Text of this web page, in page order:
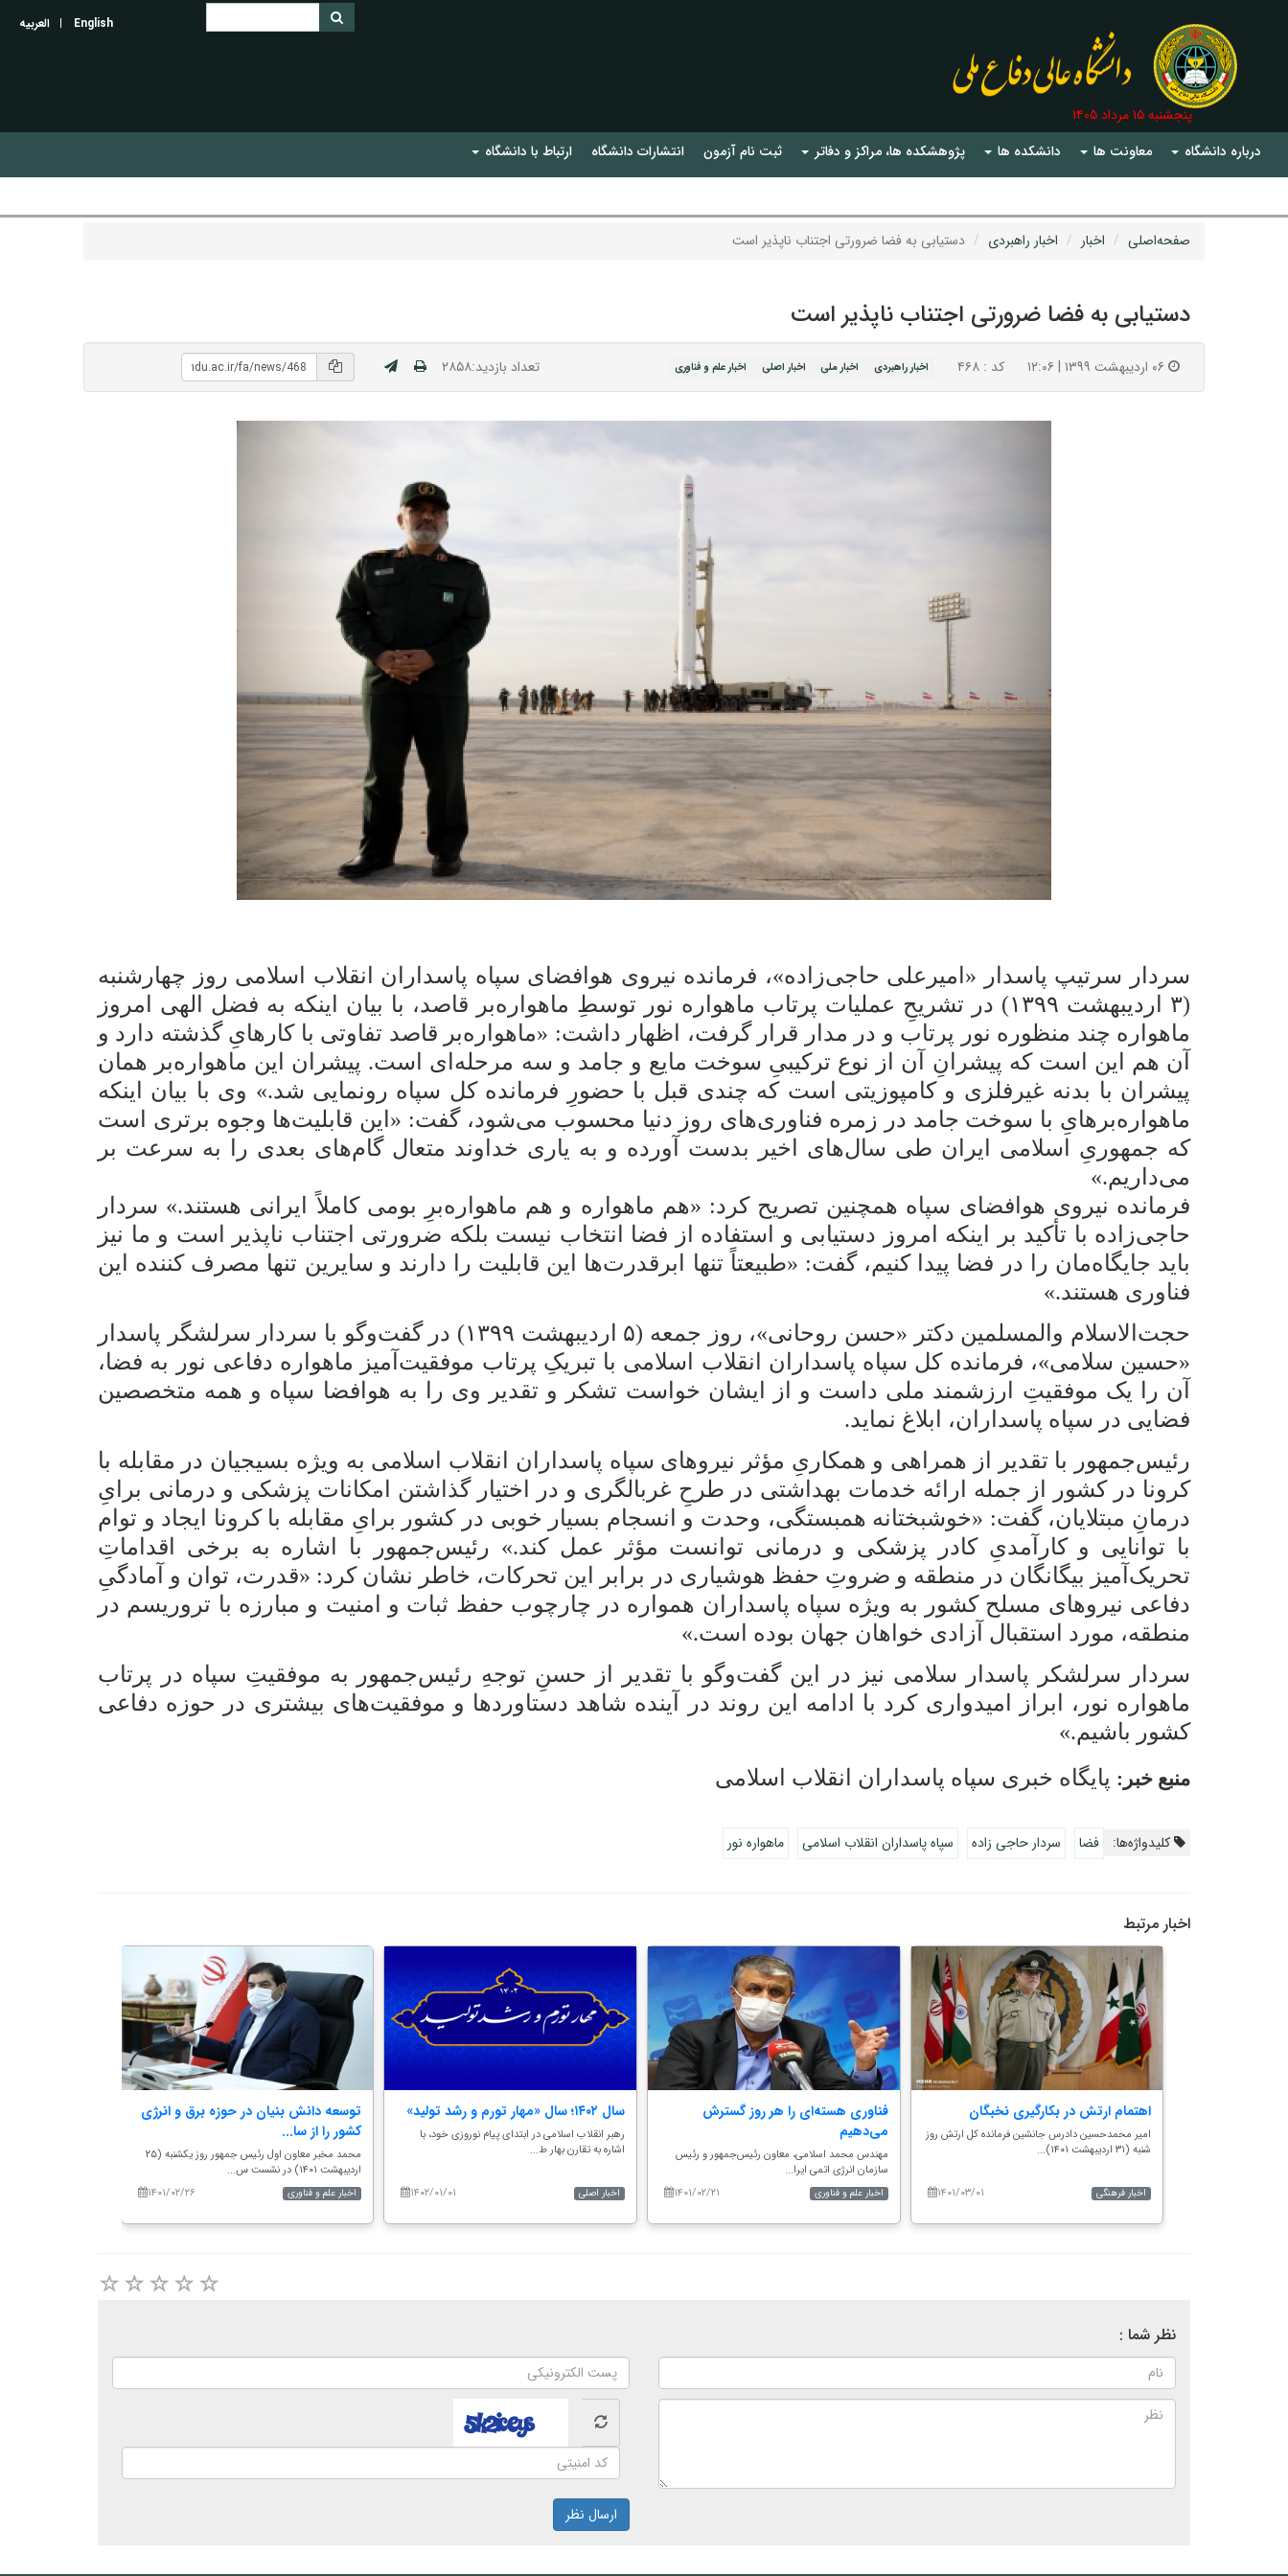
English العربیه
درباره دانشگاه معاونت ها دانشکده ها پژوهشکده ها، مراکز و دفاتر ثبت نام آزمون انتشارات دانشگاه ارتباط با دانشگاه
پنجشنبه ۱۵ مرداد ۱۴۰۵
صفحه‌اصلی اخبار اخبار راهبردی دستیابی به فضا ضرورتی اجتناب ناپذیر است
دستیابی به فضا ضرورتی اجتناب ناپذیر است
کد : ۴۶۸ اخبار راهبردی اخبار ملی اخبار اصلی اخبار علم و فناوری تعداد بازدید:۲۸۵۸
سردار سرتیپ پاسدار «امیرعلی حاجی‌زاده»، فرمانده نیروی هوافضای سپاه پاسداران انقلاب اسلامی روز چهارشنبه
(۳ اردیبهشت ۱۳۹۹) در تشریحِ عملیات پرتاب ماهواره نور توسطِ ماهواره‌بر قاصد، با بیان اینکه به فضل الهی امروز
ماهواره چند منظوره نور پرتاب و در مدار قرار گرفت، اظهار داشت: «ماهواره‌بر قاصد تفاوتی با کارهایِ گذشته دارد و
آن هم این است که پیشرانِ آن از نوع ترکیبیِ سوخت مایع و جامد و سه مرحله‌ای است. پیشران این ماهواره‌بر همان
پیشران با بدنه غیرفلزی و کامپوزیتی است که چندی قبل با حضورِ فرمانده کل سپاه رونمایی شد.» وی با بیان اینکه
ماهواره‌برهایِ با سوخت جامد در زمره فناوری‌های روز دنیا محسوب می‌شود، گفت: «این قابلیت‌ها وجوه برتری است
که جمهوریِ اسلامی ایران طی سال‌های اخیر بدست آورده و به یاری خداوند متعال گام‌های بعدی را به سرعت بر
می‌داریم.»
فرمانده نیروی هوافضای سپاه همچنین تصریح کرد: «هم ماهواره و هم ماهواره‌برِ بومی کاملاً ایرانی هستند.» سردار
حاجی‌زاده با تأکید بر اینکه امروز دستیابی و استفاده از فضا انتخاب نیست بلکه ضرورتی اجتناب ناپذیر است و ما نیز
باید جایگاه‌مان را در فضا پیدا کنیم، گفت: «طبیعتاً تنها ابرقدرت‌ها این قابلیت را دارند و سایرین تنها مصرف کننده این
فناوری هستند.»
حجت‌الاسلام والمسلمین دکتر «حسن روحانی»، روز جمعه (۵ اردیبهشت ۱۳۹۹) در گفت‌وگو با سردار سرلشگر پاسدار
«حسین سلامی»، فرمانده کل سپاه پاسداران انقلاب اسلامی با تبریکِ پرتاب موفقیت‌آمیز ماهواره دفاعی نور به فضا،
آن را یک موفقیتِ ارزشمند ملی داست و از ایشان خواست تشکر و تقدیر وی را به هوافضا سپاه و همه متخصصین
فضایی در سپاه پاسداران، ابلاغ نماید.
رئیس‌جمهور با تقدیر از همراهی و همکاریِ مؤثر نیروهای سپاه پاسداران انقلاب اسلامی به ویژه بسیجیان در مقابله با
کرونا در کشور از جمله ارائه خدمات بهداشتی در طرحِ غربالگری و در اختیار گذاشتن امکانات پزشکی و درمانی برایِ
درمانِ مبتلایان، گفت: «خوشبختانه همبستگی، وحدت و انسجام بسیار خوبی در کشور برایِ مقابله با کرونا ایجاد و توام
با توانایی و کارآمدیِ کادر پزشکی و درمانی توانست مؤثر عمل کند.» رئیس‌جمهور با اشاره به برخی اقداماتِ
تحریک‌آمیز بیگانگان در منطقه و ضروتِ حفظ هوشیاری در برابر این تحرکات، خاطر نشان کرد: «قدرت، توان و آمادگیِ
دفاعی نیروهای مسلح کشور به ویژه سپاه پاسداران همواره در چارچوب حفظ ثبات و امنیت و مبارزه با تروریسم در
منطقه، مورد استقبال آزادی خواهان جهان بوده است.»
سردار سرلشکر پاسدار سلامی نیز در این گفت‌وگو با تقدیر از حسنِ توجهِ رئیس‌جمهور به موفقیتِ سپاه در پرتاب
ماهواره نور، ابراز امیدواری کرد با ادامه این روند در آینده شاهد دستاوردها و موفقیت‌های بیشتری در حوزه دفاعی
کشور باشیم.»
منبع خبر: پایگاه خبری سپاه پاسداران انقلاب اسلامی
کلیدواژه‌ها: فضا سردار حاجی زاده سپاه پاسداران انقلاب اسلامی ماهواره نور
اخبار مرتبط
توسعه دانش بنیان در حوزه برق و انرژی
کشور را از سا...
محمد مخبر معاون اول رئیس جمهور روز یکشنبه (۲۵
اردیبهشت ۱۴۰۱) در نشست س...
۱۴۰۱/۰۲/۲۶
اخبار علم و فناوری
سال ۱۴۰۲؛ سال «مهار تورم و رشد تولید»
رهبر انقلاب اسلامی در ابتدای پیام نوروزی خود، با
اشاره به تقارن بهار ط...
۱۴۰۲/۰۱/۰۱ اخبار اصلی
فناوری هسته‌ای را هر روز ‌گسترش
می‌دهیم
مهندس محمد اسلامی، معاون رئیس‌جمهور و رئیس
سازمان انرژی اتمی ایرا...
۱۴۰۱/۰۲/۲۱
اخبار علم و فناوری
اهتمام ارتش در بکارگیری نخبگان
امیر محمدحسین دادرس جانشین فرمانده کل ارتش روز
شنبه (۳۱ اردیبهشت ۱۴۰۱)...
۱۴۰۱/۰۳/۰۱ اخبار فرهنگی
نظر شما :
ارسال نظر